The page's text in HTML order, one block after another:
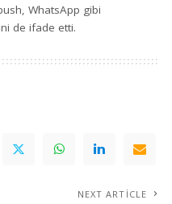
WhatsApp gibi
de ifade etti.
NEXT ARTICLE